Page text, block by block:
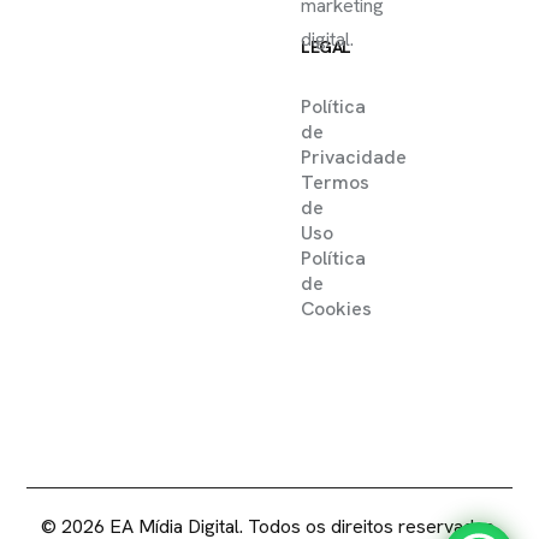
LEGAL
Política
de
Privacidade
Termos
de
Uso
Política
de
Cookies
marketing
digital.
© 2026 EA Mídia Digital. Todos os direitos reservados.